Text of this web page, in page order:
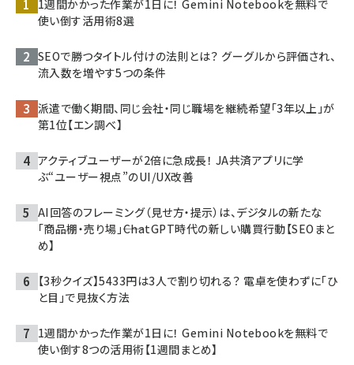
1週間かかった作業が1日に！ Gemini Notebookを無料で
使い倒す活用術8選
SEOで勝つタイトル付けの法則とは？ グーグルから評価され、
流入数を増やす5つの条件
派遣で働く期間、同じ会社・同じ職場を継続希望「3年以上」が
第1位【エン調べ】
アクティブユーザーが2倍に急成長！ JA共済アプリに学
ぶ“ユーザー視点”のUI/UX改善
AI回答のフレーミング（見せ方・提示）は、デジタルの新たな
「商品棚・売り場」――ChatGPT時代の新しい購買行動【SEOまと
め】
【3秒クイズ】5433円は3人で割り切れる？ 電卓を使わずに「ひ
と目」で見抜く方法
1週間かかった作業が1日に！ Gemini Notebookを無料で
使い倒す8つの活用術【1週間まとめ】